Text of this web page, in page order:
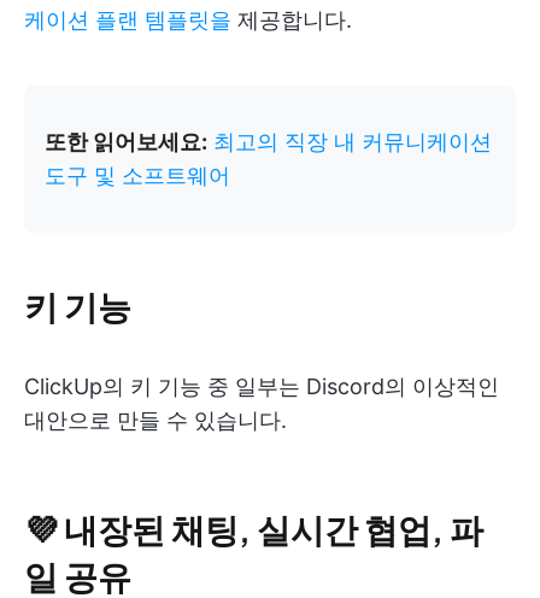
케이션 플랜 템플릿을 제공합니다.
또한 읽어보세요: 최고의 직장 내 커뮤니케이션
도구 및 소프트웨어
키 기능
ClickUp의 키 기능 중 일부는 Discord의 이상적인
대안으로 만들 수 있습니다.
💜 내장된 채팅, 실시간 협업, 파
일 공유